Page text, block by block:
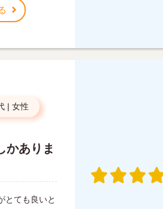
| 女性
かありま
とても良いと